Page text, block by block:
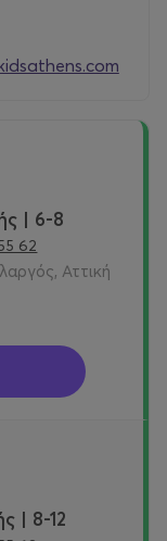
| 6-8
62
Αττική
| 8-12